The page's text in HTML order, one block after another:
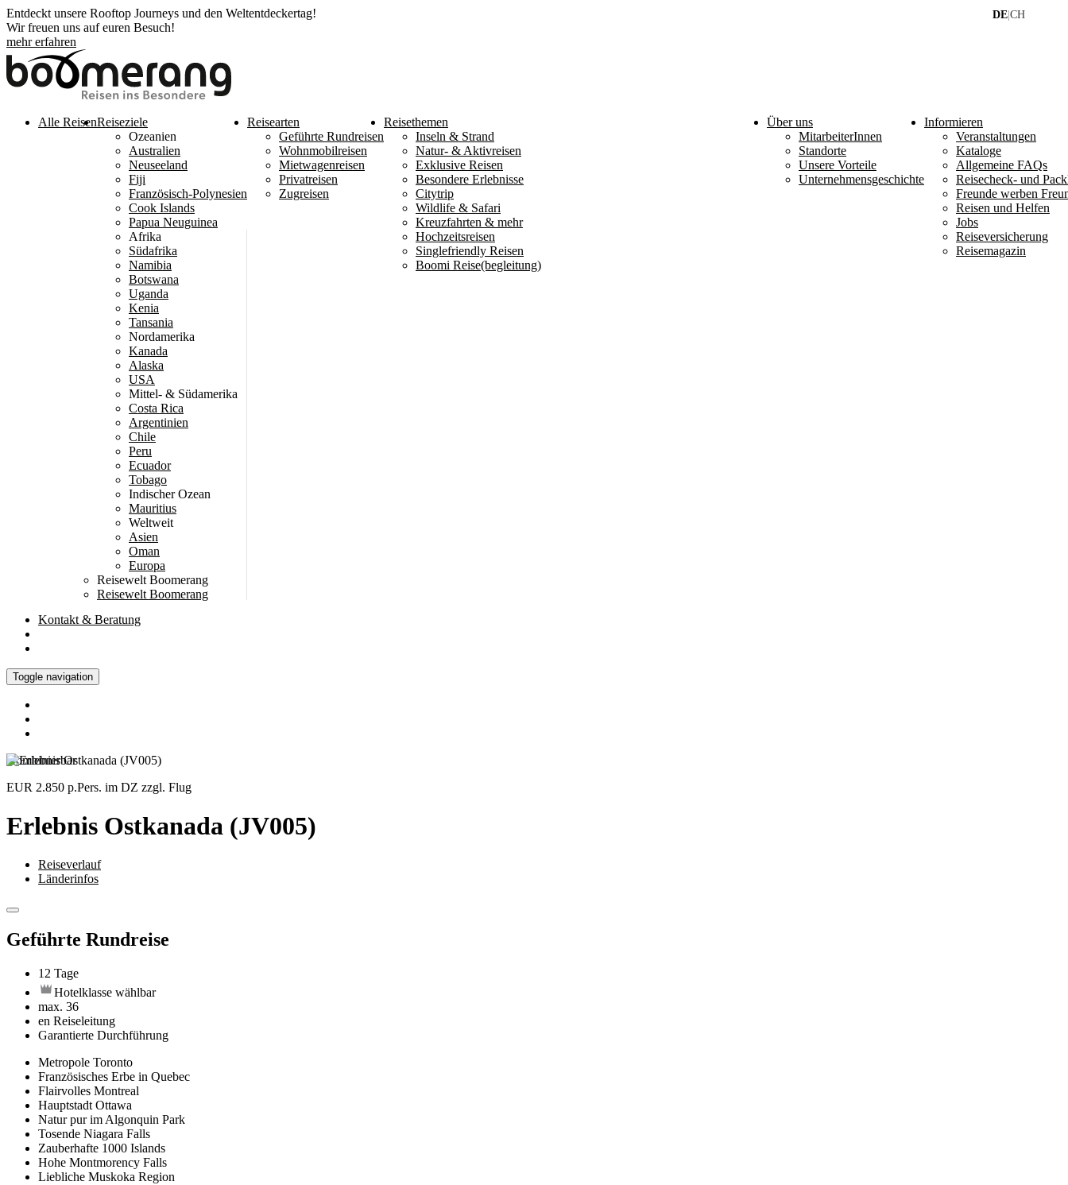
Entdeckt unsere Rooftop Journeys und den Weltentdeckertag!
Wir freuen uns auf euren Besuch!
mehr erfahren
Alle ReisenReiseziele
Ozeanien
Australien
Neuseeland
Fiji
Französisch-Polynesien
Cook Islands
Papua Neuguinea
Afrika
Südafrika
Namibia
Botswana
Uganda
Kenia
Tansania
Nordamerika
Kanada
Alaska
USA
Mittel- & Südamerika
Costa Rica
Argentinien
Chile
Peru
Ecuador
Tobago
Indischer Ozean
Mauritius
Weltweit
Asien
Oman
Europa
Reisewelt Boomerang
Reisewelt Boomerang
Reisearten
Geführte Rundreisen
Wohnmobilreisen
Mietwagenreisen
Privatreisen
Zugreisen
Reisethemen
Inseln & Strand
Natur- & Aktivreisen
Exklusive Reisen
Besondere Erlebnisse
Citytrip
Wildlife & Safari
Kreuzfahrten & mehr
Hochzeitsreisen
Singlefriendly Reisen
Boomi Reise(begleitung)
Über uns
MitarbeiterInnen
Standorte
Unsere Vorteile
Unternehmensgeschichte
Informieren
Veranstaltungen
Kataloge
Allgemeine FAQs
Reisecheck- und
Freunde werben
Reisen und Helfen
Jobs
Reiseversicherung
Reisemagazin
Kontakt & Beratung
DE CH
Toggle navigation
Kombinierbar
EUR 2.850 p.Pers. im DZ zzgl. Flug
Erlebnis Ostkanada (JV005)
Reiseverlauf
Länderinfos
Geführte Rundreise
12 Tage
Hotelklasse wählbar
max. 36
en Reiseleitung
Garantierte Durchführung
Metropole Toronto
Französisches Erbe in Quebec
Flairvolles Montreal
Hauptstadt Ottawa
Natur pur im Algonquin Park
Tosende Niagara Falls
Zauberhafte 1000 Islands
Hohe Montmorency Falls
Liebliche Muskoka Region